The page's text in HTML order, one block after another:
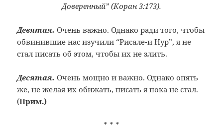
Доверенный” (Коран 3:173).
Девятая. Очень важно. Однако ради того, чтобы
обвинившие нас изучили “Рисале-и Нур”, я не
стал писать об этом, чтобы их не злить.
Десятая. Очень мощно и важно. Однако опять
же, не желая их обижать, писать я пока не стал.
(Прим.)
* * *